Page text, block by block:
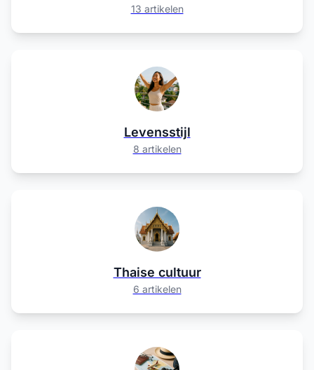
13 artikelen
Levensstijl
8 artikelen
Thaise cultuur
6 artikelen